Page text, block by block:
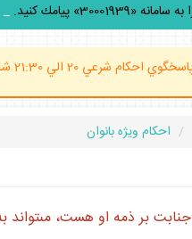
پيامك كنيد. _
احكام ويژه بانوان
بر ذمه او هست، مى‏تواند